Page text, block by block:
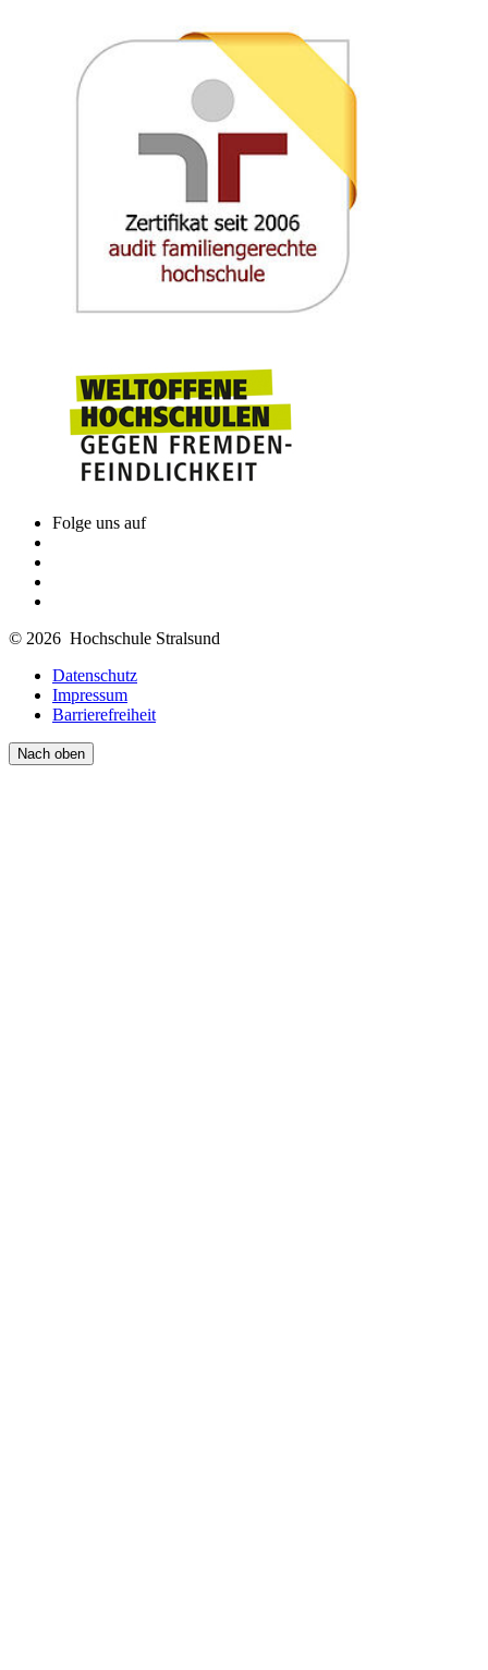
Folge uns auf
© 2026 Hochschule Stralsund
Datenschutz
Impressum
Barrierefreiheit
Nach oben